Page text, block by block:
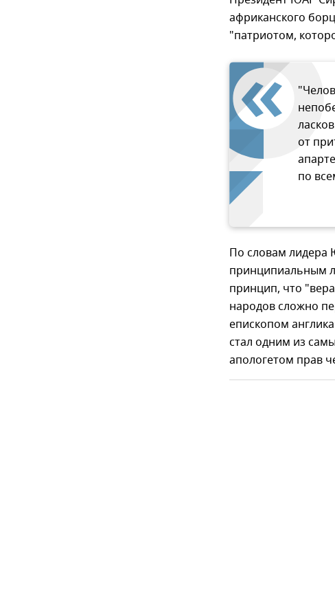
африканского
"патриотом,
от
по
По словам лидера
принципиальным
принцип, что
народов сложно
епископом
стал одним из
апологетом прав